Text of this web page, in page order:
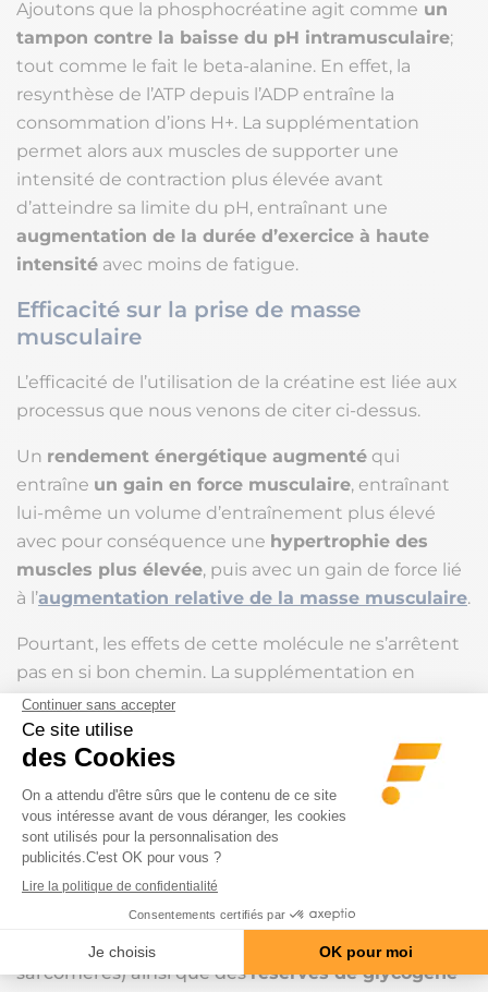
Ajoutons que la phosphocréatine agit comme un
tampon contre la baisse du pH intramusculaire;
tout comme le fait le beta-alanine. En effet, la
resynthèse de l’ATP depuis l’ADP entraîne la
consommation d’ions H+. La supplémentation
permet alors aux muscles de supporter une
intensité de contraction plus élevée avant
d’atteindre sa limite du pH, entraînant une
augmentation de la durée d’exercice à haute
intensité avec moins de fatigue.
Efficacité sur la prise de masse
musculaire
L’efficacité de l’utilisation de la créatine est liée aux
processus que nous venons de citer ci-dessus.
Un rendement énergétique augmenté qui
entraîne un gain en force musculaire, entraînant
lui-même un volume d’entraînement plus élevé
avec pour conséquence une hypertrophie des
muscles plus élevée, puis avec un gain de force lié
à l’augmentation relative de la masse musculaire.
Pourtant, les effets de cette molécule ne s’arrêtent
pas en si bon chemin. La supplémentation en
créatine entraîne plusieurs conséquences positives
en cascade. :
augmentation de la
synthèse de phosphocréatine après
l’entraînement, entraînant elle-même une
augmentation du stockage du glycogène
lemétabolisme de la créatine et du glucose
lié l’un à l’autre. Uneaugmentation du diamètre
des fibres musculaires
(hypertrophie des
sarcomères) ainsi que desréserves de glycogène